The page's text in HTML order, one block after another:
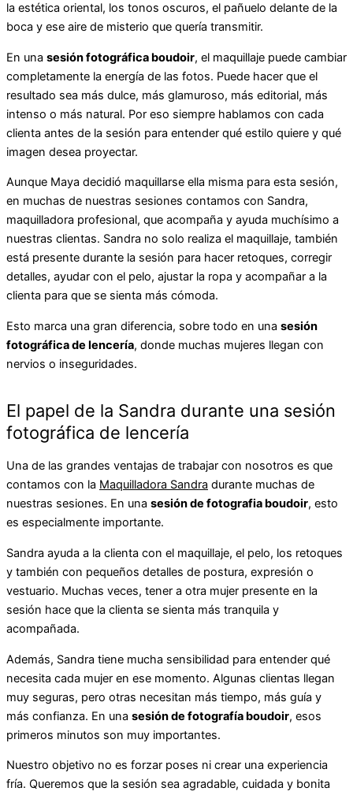
la estética oriental, los tonos oscuros, el pañuelo delante de la
boca y ese aire de misterio que quería transmitir.
En una sesión fotográfica boudoir, el maquillaje puede cambiar
completamente la energía de las fotos. Puede hacer que el
resultado sea más dulce, más glamuroso, más editorial, más
intenso o más natural. Por eso siempre hablamos con cada
clienta antes de la sesión para entender qué estilo quiere y qué
imagen desea proyectar.
Aunque Maya decidió maquillarse ella misma para esta sesión,
en muchas de nuestras sesiones contamos con Sandra,
maquilladora profesional, que acompaña y ayuda muchísimo a
nuestras clientas. Sandra no solo realiza el maquillaje, también
está presente durante la sesión para hacer retoques, corregir
detalles, ayudar con el pelo, ajustar la ropa y acompañar a la
clienta para que se sienta más cómoda.
Esto marca una gran diferencia, sobre todo en una sesión
fotográfica de lencería, donde muchas mujeres llegan con
nervios o inseguridades.
El papel de la Sandra durante una sesión
fotográfica de lencería
Una de las grandes ventajas de trabajar con nosotros es que
contamos con la Maquilladora Sandra durante muchas de
nuestras sesiones. En una sesión de fotografia boudoir, esto
es especialmente importante.
Sandra ayuda a la clienta con el maquillaje, el pelo, los retoques
y también con pequeños detalles de postura, expresión o
vestuario. Muchas veces, tener a otra mujer presente en la
sesión hace que la clienta se sienta más tranquila y
acompañada.
Además, Sandra tiene mucha sensibilidad para entender qué
necesita cada mujer en ese momento. Algunas clientas llegan
muy seguras, pero otras necesitan más tiempo, más guía y
más confianza. En una sesión de fotografía boudoir, esos
primeros minutos son muy importantes.
Nuestro objetivo no es forzar poses ni crear una experiencia
fría. Queremos que la sesión sea agradable, cuidada y bonita